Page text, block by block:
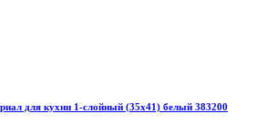
для кухни 1-слойный (35х41) белый 383200